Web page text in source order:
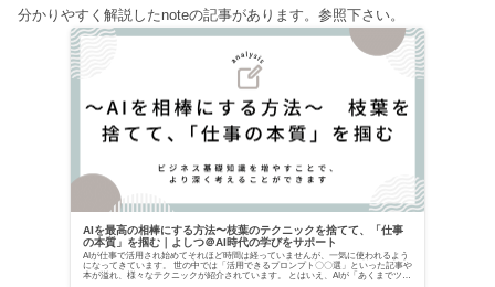
分かりやすく解説したnoteの記事があります。参照下さい。
AIを最高の相棒にする方法〜枝葉のテクニックを捨てて、「仕事
の本質」を掴む｜よしつ＠AI時代の学びをサポート
AIが仕事で活用され始めてそれほど時間は経っていませんが、一気に使われるよう
になってきています。 世の中では「活用できるプロンプト〇〇選」といった記事や
本が溢れ、様々なテクニックが紹介されています。 とはいえ、AIが「あくまでツー